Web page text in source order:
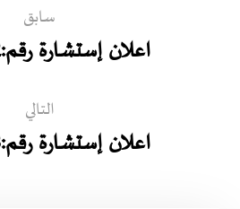
سابق
اعلان إستشارة رقم:2026/32
التالي
اعلان إستشارة رقم:2026/33